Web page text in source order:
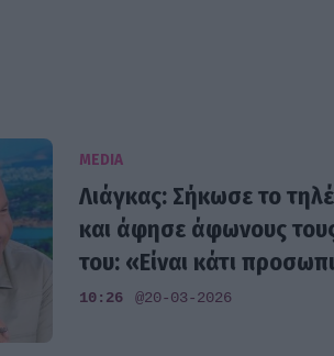
MEDIA
Λιάγκας: Σήκωσε το
και άφησε άφωνους
του: «Είναι κάτι
10:26 @20-03-2026